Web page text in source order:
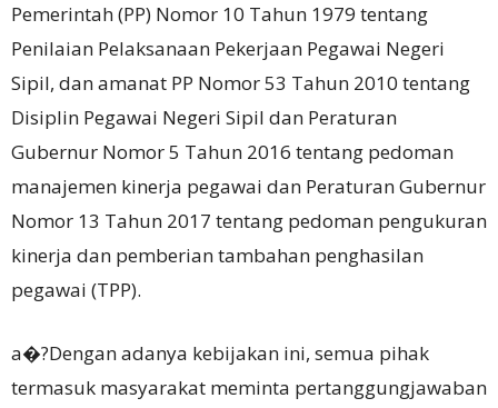
Pemerintah (PP) Nomor 10 Tahun 1979 tentang
Penilaian Pelaksanaan Pekerjaan Pegawai Negeri
Sipil, dan amanat PP Nomor 53 Tahun 2010 tentang
Disiplin Pegawai Negeri Sipil dan Peraturan
Gubernur Nomor 5 Tahun 2016 tentang pedoman
manajemen kinerja pegawai dan Peraturan Gubernur
Nomor 13 Tahun 2017 tentang pedoman pengukuran
kinerja dan pemberian tambahan penghasilan
pegawai (TPP).
a�?Dengan adanya kebijakan ini, semua pihak
termasuk masyarakat meminta pertanggungjawaban